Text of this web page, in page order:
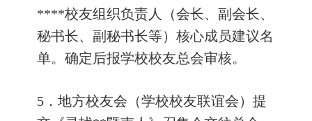
****校友组织负责人（会长、副会长、
秘书长、副秘书长等）核心成员建议名
单。确定后报学校校友总会审核。
5 ．地方校友会（学校校友联谊会）提